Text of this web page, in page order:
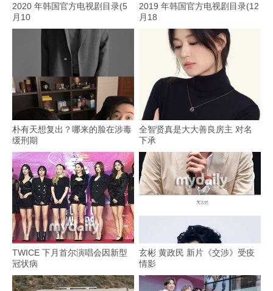
2020 年韩国官方电视剧目录(5
月10
2019 年韩国官方电视剧目录(12
月18
朴有天想复出？哪来的脸在涉毒
缓刑期
全智贤真是大大善良房主 对名
下承
TWICE 下月首尔演唱会因新型
冠状病
玄彬 黄政民 新片《交涉》受疫
情影